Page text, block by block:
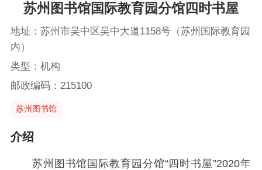
苏州图书馆国际教育园分馆四时书屋
地址：苏州市吴中区吴中大道1158号（苏州国际教育园
内）
类型：机构
邮政编码：215100
苏州图书馆
介绍
苏州图书馆国际教育园分馆“四时书屋”2020年